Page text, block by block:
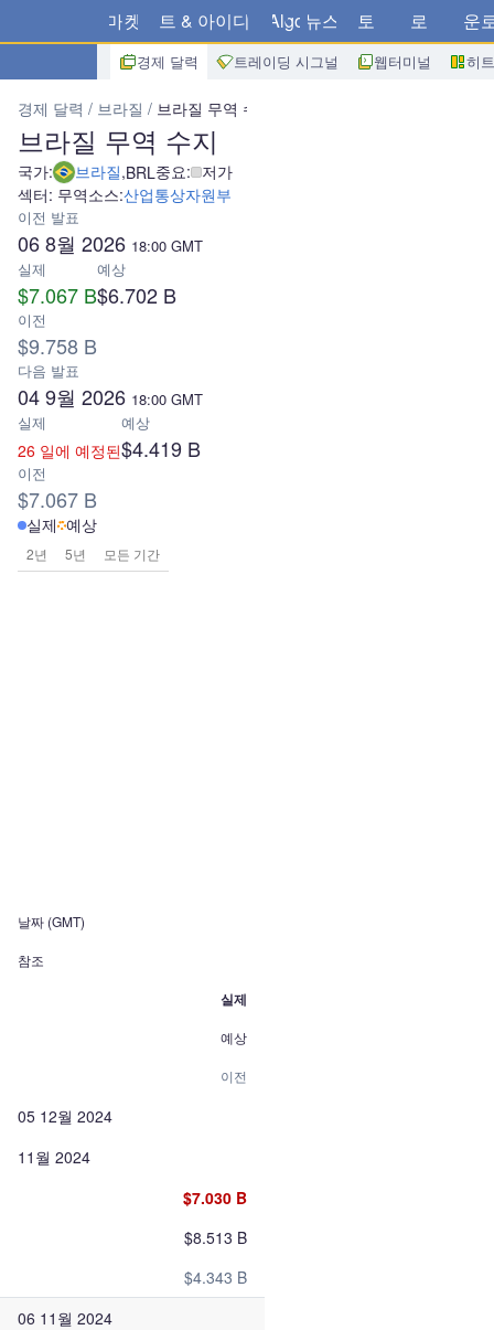
마켓 차트 & 아이디어 Algo 뉴스 스토어 브로커 다운
경제 달력 트레이딩 시그널 웹터미널 히
경제 달력 브라질 브라질 무역 수지
브라질 무역 수지
국가: 브라질,BRL중요: 저가
섹터: 무역소스:산업통상자원부
이전 발표
06 8월 2026 18:00 GMT
실제
$7.067 B
예상
$6.702 B
이전
$9.758 B
다음 발표
04 9월 2026 18:00 GMT
실제
26 일에 예정된
예상
$4.419 B
이전
$7.067 B
실제 예상
2년 5년 모든 기간
날짜 (GMT)
참조
실제
예상
이전
05 12월 2024
11월 2024
$7.030 B
$8.513 B
$4.343 B
06 11월 2024